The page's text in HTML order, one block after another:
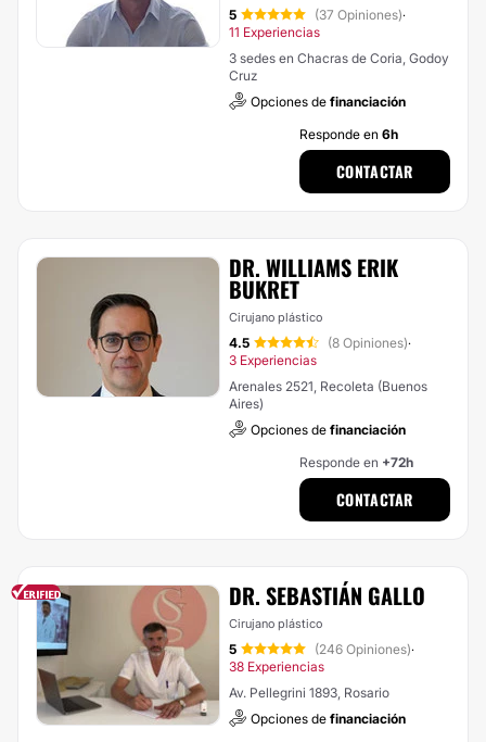
5 (37 Opiniones)·
11 Experiencias
3 sedes en Chacras de Coria, Godoy
Cruz
Opciones de financiación
Responde en 6h
CONTACTAR
DR. WILLIAMS ERIK
BUKRET
Cirujano plástico
4.5 (8 Opiniones)·
3 Experiencias
Arenales 2521, Recoleta (Buenos
Aires)
Opciones de financiación
Responde en +72h
CONTACTAR
DR. SEBASTIÁN GALLO
Cirujano plástico
5 (246 Opiniones)·
38 Experiencias
Av. Pellegrini 1893, Rosario
Opciones de financiación